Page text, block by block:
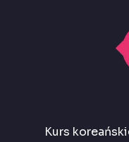
Kurs